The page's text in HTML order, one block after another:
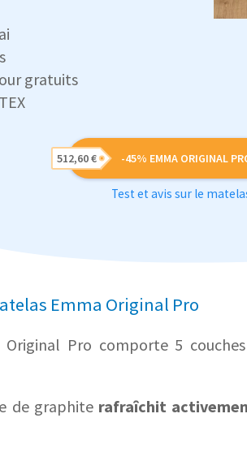
gratuits
-45% EMMA ORIGINAL
512,60 €
Test et avis sur le
Emma Original Pro
Original Pro comporte 5
de graphite rafraîchit